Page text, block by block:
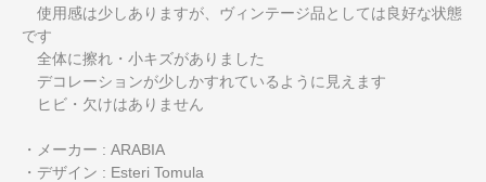
使用感は少しありますが、ヴィンテージ品としては良好な状態
です
全体に擦れ・小キズがありました
デコレーションが少しかすれているように見えます
ヒビ・欠けはありません
・メーカー : ARABIA
・デザイン : Esteri Tomula